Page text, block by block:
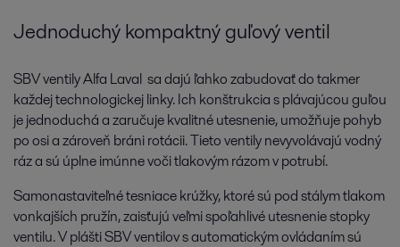
Jednoduchý kompaktný guľový ventil
SBV ventily Alfa Laval sa dajú ľahko zabudovať do takmer
každej technologickej linky. Ich konštrukcia s plávajúcou guľou
je jednoduchá a zaručuje kvalitné utesnenie, umožňuje pohyb
po osi a zároveň bráni rotácii. Tieto ventily nevyvolávajú vodný
ráz a sú úplne imúnne voči tlakovým rázom v potrubí.
Samonastaviteľné tesniace krúžky, ktoré sú pod stálym tlakom
vonkajších pružín, zaisťujú veľmi spoľahlivé utesnenie stopky
ventilu. V plášti SBV ventilov s automatickým ovládaním sú